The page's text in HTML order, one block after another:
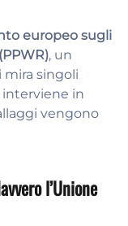
europeo sugli
, un
singoli
in
vengono
l’Unione